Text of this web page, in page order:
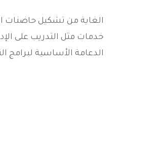
الغاية من تشكيل حاضنات
خدمات مثل التدريب على
الدعامة الأساسية لبرامج